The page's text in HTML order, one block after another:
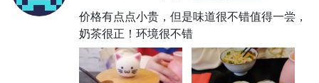
价格有点点小贵，但是味道很不错值得一尝，
奶茶很正！环境很不错